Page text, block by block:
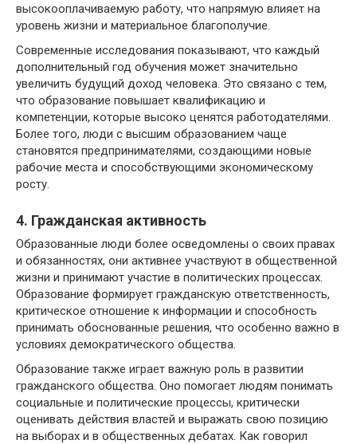
высокооплачиваемую работу, что напрямую влияет на
уровень жизни и материальное благополучие.
Современные исследования показывают, что каждый
дополнительный год обучения может значительно
увеличить будущий доход человека. Это связано с тем,
что образование повышает квалификацию и
компетенции, которые высоко ценятся работодателями.
Более того, люди с высшим образованием чаще
становятся предпринимателями, создающими новые
рабочие места и способствующими экономическому
росту.
4. Гражданская активность
Образованные люди более осведомлены о своих правах
и обязанностях, они активнее участвуют в общественной
жизни и принимают участие в политических процессах.
Образование формирует гражданскую ответственность,
критическое отношение к информации и способность
принимать обоснованные решения, что особенно важно в
условиях демократического общества.
Образование также играет важную роль в развитии
гражданского общества. Оно помогает людям понимать
социальные и политические процессы, критически
оценивать действия властей и выражать свою позицию
на выборах и в общественных дебатах. Как говорил